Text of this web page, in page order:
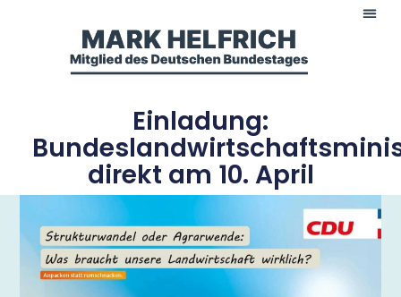
Einladung:
direkt am 10. April